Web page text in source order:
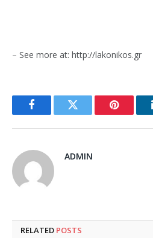
– See more at: http://lakonikos.gr
FacebookTwitter Pinterest
ADMIN
RELATED POSTS